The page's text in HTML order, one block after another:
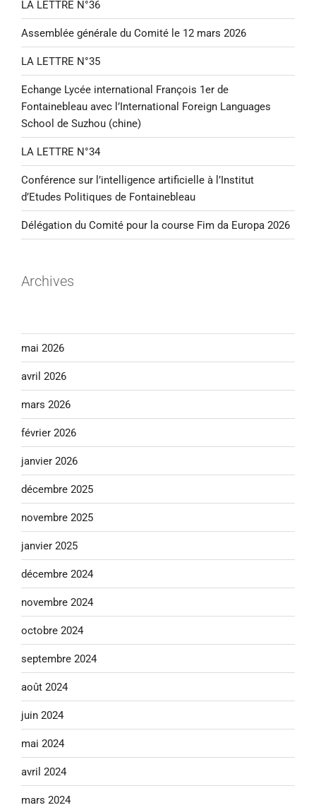
LA LETTRE N°36
Assemblée générale du Comité le 12 mars 2026
LA LETTRE N°35
Echange Lycée international François 1er de
Fontainebleau avec l’International Foreign Languages
School de Suzhou (chine)
LA LETTRE N°34
Conférence sur l’intelligence artificielle à l’Institut
d’Etudes Politiques de Fontainebleau
Délégation du Comité pour la course Fim da Europa 2026
Archives
mai 2026
avril 2026
mars 2026
février 2026
janvier 2026
décembre 2025
novembre 2025
janvier 2025
décembre 2024
novembre 2024
octobre 2024
septembre 2024
août 2024
juin 2024
mai 2024
avril 2024
mars 2024